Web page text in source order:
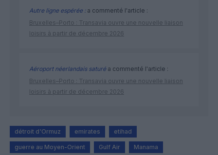
Autre ligne espérée :a commenté l'article :
Bruxelles–Porto : Transavia ouvre une nouvelle liaison
loisirs à partir de décembre 2026
Aéroport néerlandais saturéa commenté l'article :
Bruxelles–Porto : Transavia ouvre une nouvelle liaison
loisirs à partir de décembre 2026
détroit d'Ormuz emirates etihad
guerre au Moyen-Orient Gulf Air Manama